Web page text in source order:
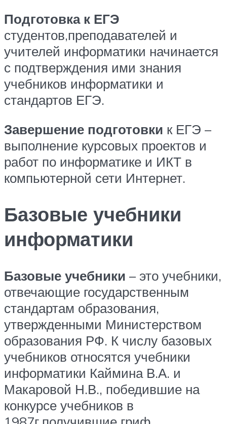
Подготовка к ЕГЭ
студентов,преподавателей и
учителей информатики начинается
с подтверждения ими знания
учебников информатики и
стандартов ЕГЭ.
Завершение подготовки к ЕГЭ –
выполнение курсовых проектов и
работ по информатике и ИКТ в
компьютерной сети Интернет.
Базовые учебники
информатики
Базовые учебники – это учебники,
отвечающие государственным
стандартам образования,
утвержденными Министерством
образования РФ. К числу базовых
учебников относятся учебники
информатики Каймина В.А. и
Макаровой Н.В., победившие на
конкурсе учебников в